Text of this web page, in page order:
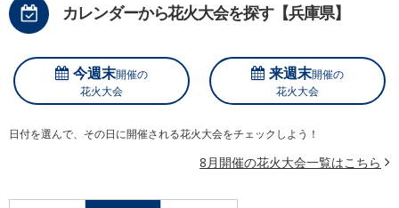
カレンダーから花火大会を探す【兵庫県】
今週末開催の
花火大会
来週末開催の
花火大会
日付を選んで、その日に開催される花火大会をチェックしよう！
8月開催の花火大会一覧はこちら